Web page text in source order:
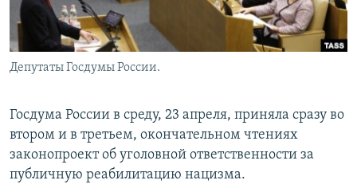
Депутаты Госдумы России.
Госдума России в среду, 23 апреля, приняла сразу во
втором и в третьем, окончательном чтениях
законопроект об уголовной ответственности за
публичную реабилитацию нацизма.